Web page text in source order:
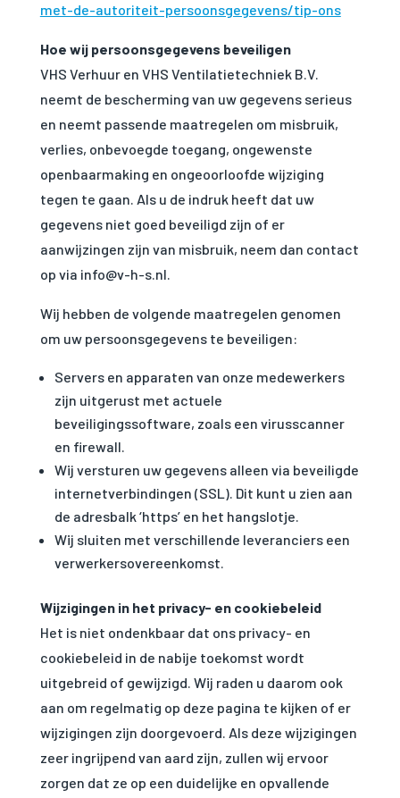
met-de-autoriteit-persoonsgegevens/tip-ons
Hoe wij persoonsgegevens beveiligen
VHS Verhuur en VHS Ventilatietechniek B.V.
neemt de bescherming van uw gegevens serieus
en neemt passende maatregelen om misbruik,
verlies, onbevoegde toegang, ongewenste
openbaarmaking en ongeoorloofde wijziging
tegen te gaan. Als u de indruk heeft dat uw
gegevens niet goed beveiligd zijn of er
aanwijzingen zijn van misbruik, neem dan contact
op via info@v-h-s.nl.
Wij hebben de volgende maatregelen genomen
om uw persoonsgegevens te beveiligen:
Servers en apparaten van onze medewerkers
zijn uitgerust met actuele
beveiligingssoftware, zoals een virusscanner
en firewall.
Wij versturen uw gegevens alleen via beveiligde
internetverbindingen (SSL). Dit kunt u zien aan
de adresbalk ‘https’ en het hangslotje.
Wij sluiten met verschillende leveranciers een
verwerkersovereenkomst.
Wijzigingen in het privacy- en cookiebeleid
Het is niet ondenkbaar dat ons privacy- en
cookiebeleid in de nabije toekomst wordt
uitgebreid of gewijzigd. Wij raden u daarom ook
aan om regelmatig op deze pagina te kijken of er
wijzigingen zijn doorgevoerd. Als deze wijzigingen
zeer ingrijpend van aard zijn, zullen wij ervoor
zorgen dat ze op een duidelijke en opvallende